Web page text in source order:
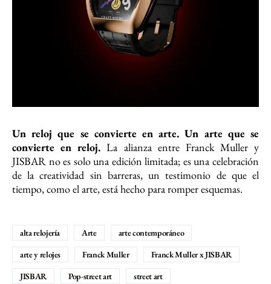
Un reloj que se convierte en arte. Un arte que se
convierte en reloj. La alianza entre Franck Muller y
JISBAR no es solo una edición limitada; es una celebración
de la creatividad sin barreras, un testimonio de que el
tiempo, como el arte, está hecho para romper esquemas.
alta relojería Arte
arte contemporáneo
arte y relojes
Franck Muller
Franck Muller x JISBAR
JISBAR
Pop-street art
street art